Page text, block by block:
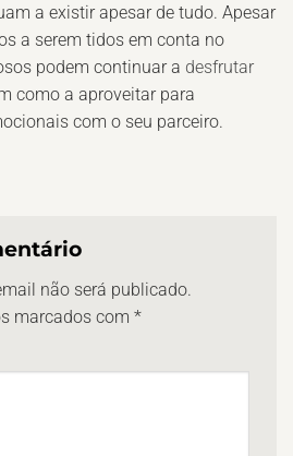
a existir apesar de tudo. Apesar
a serem tidos em conta no
podem continuar a desfrutar
como a aproveitar para
com o seu parceiro.
não será publicado.
marcados com *